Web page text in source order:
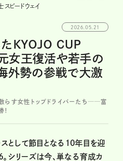
ピードウェイ
2026.05.21
KYOJO CUP
女王復活や若手の
外勢の参戦で大激
らす女性トップドライバーたち──富
として節目となる10年目を迎
シリーズは今、単なる育成カ